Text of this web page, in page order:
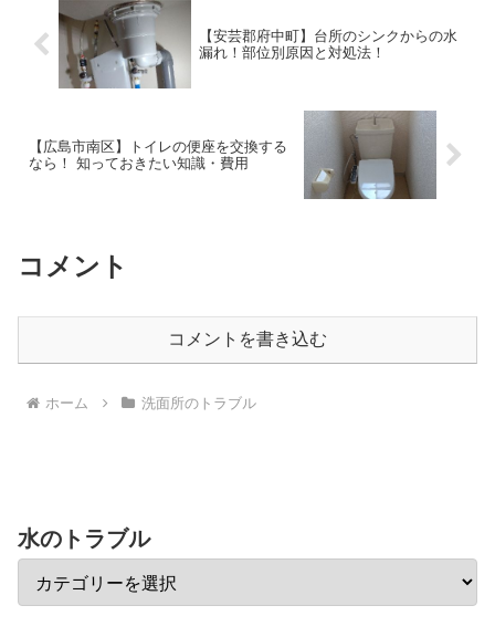
【安芸郡府中町】台所のシンクからの水
漏れ！部位別原因と対処法！
【広島市南区】トイレの便座を交換する
なら！ 知っておきたい知識・費用
コメント
コメントを書き込む
ホーム 洗面所のトラブル
水のトラブル